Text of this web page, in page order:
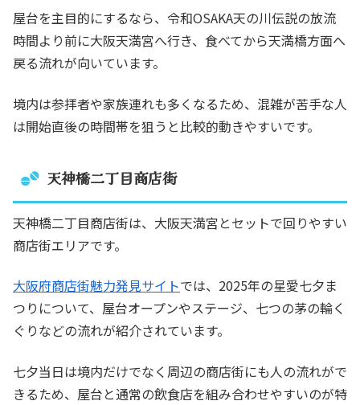
屋台を主目的にするなら、令和OSAKA天の川伝説の放流
時間より前に大阪天満宮へ行き、食べてから天満橋方面へ
戻る流れが向いています。
境内は参拝者や家族連れも多くなるため、混雑が苦手な人
は開始直後の時間帯を狙うと比較的動きやすいです。
天神橋二丁目商店街
天神橋二丁目商店街は、大阪天満宮とセットで回りやすい
商店街エリアです。
大阪府商店街魅力発見サイトでは、2025年の星愛七夕ま
つりについて、屋台オープンやステージ、七つの茅の輪く
ぐりなどの流れが紹介されています。
七夕当日は境内だけでなく周辺の商店街にも人の流れがで
きるため、屋台と通常の飲食店を組み合わせやすいのが特